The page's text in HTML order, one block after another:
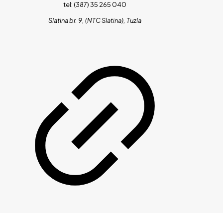
tel: (387) 35 265 040
Slatina br. 9, (NTC Slatina), Tuzla